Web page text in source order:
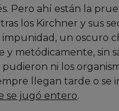
Pero ahí están la
los Kirchner y sus
un oscuro
metódicamente, sin
ni los
llegan tarde o se
se jugó entero.